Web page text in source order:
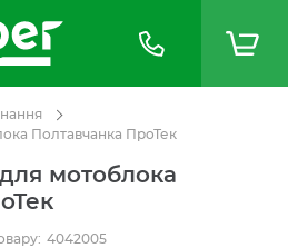
Полтавчанка ПроТек
мотоблока
4042005